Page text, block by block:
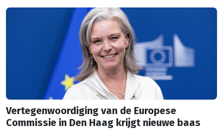
Vertegenwoordiging van de Europese
Commissie in Den Haag krijgt nieuwe baas